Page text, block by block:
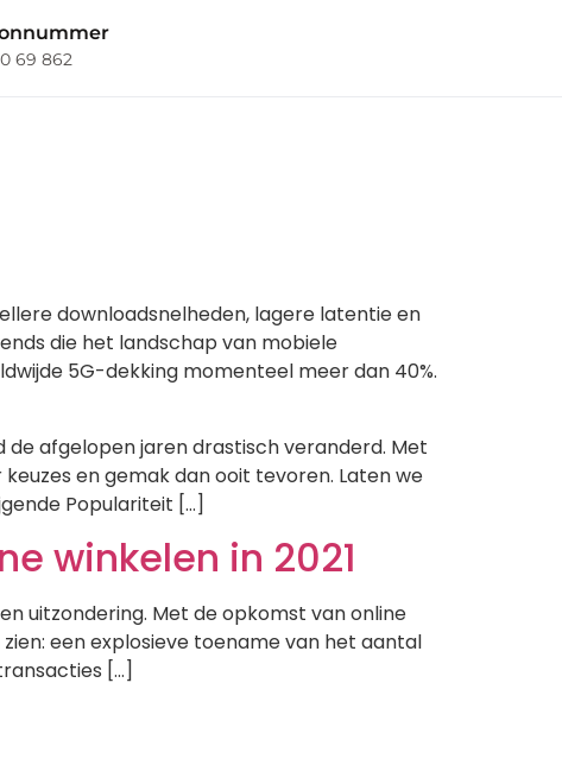
69 862
downloadsnelheden, lagere latentie en
die het landschap van mobiele
5G-dekking momenteel meer dan 40%.
de afgelopen jaren drastisch veranderd. Met
en gemak dan ooit tevoren. Laten we
Populariteit […]
winkelen in 2021
uitzondering. Met de opkomst van online
een explosieve toename van het aantal
[…]